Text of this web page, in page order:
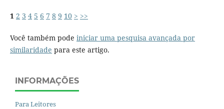
1 2 3 4 5 6 7 8 9 10 > >>
Você também pode iniciar uma pesquisa avançada por
similaridade para este artigo.
INFORMAÇÕES
Para Leitores